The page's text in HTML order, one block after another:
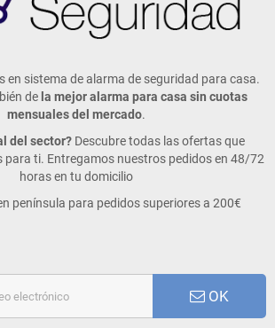
en sistema de alarma de seguridad para casa.
de la mejor alarma para casa sin cuotas
mensuales del mercado.
del sector? Descubre todas las ofertas que
para ti. Entregamos nuestros pedidos en 48/72
horas en tu domicilio
península para pedidos superiores a 200€
OK